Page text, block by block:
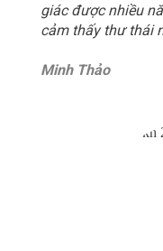
giác được nhiều
cảm thấy thư thái
Minh Thảo